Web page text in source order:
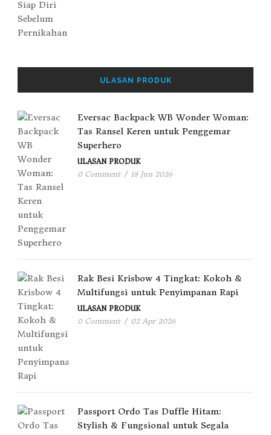
ULASAN PRODUK
Eversac Backpack WB Wonder Woman:
Tas Ransel Keren untuk Penggemar
Superhero
ULASAN PRODUK
0 Comment / 18 Jun 2026
Rak Besi Krisbow 4 Tingkat: Kokoh &
Multifungsi untuk Penyimpanan Rapi
ULASAN PRODUK
0 Comment / 02 Apr 2026
Passport Ordo Tas Duffle Hitam:
Stylish & Fungsional untuk Segala